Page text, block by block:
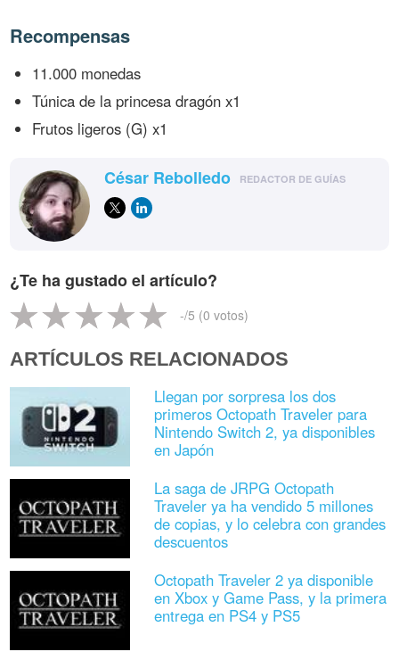
Recompensas
11.000 monedas
Túnica de la princesa dragón x1
Frutos ligeros (G) x1
César Rebolledo REDACTOR DE GUÍAS
¿Te ha gustado el artículo?
-/5 (0 votos)
ARTÍCULOS RELACIONADOS
Llegan por sorpresa los dos
primeros Octopath Traveler para
Nintendo Switch 2, ya disponibles
en Japón
La saga de JRPG Octopath
Traveler ya ha vendido 5 millones
de copias, y lo celebra con grandes
descuentos
Octopath Traveler 2 ya disponible
en Xbox y Game Pass, y la primera
entrega en PS4 y PS5